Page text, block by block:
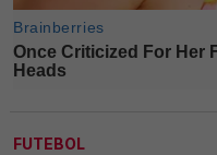
FUTEBOL